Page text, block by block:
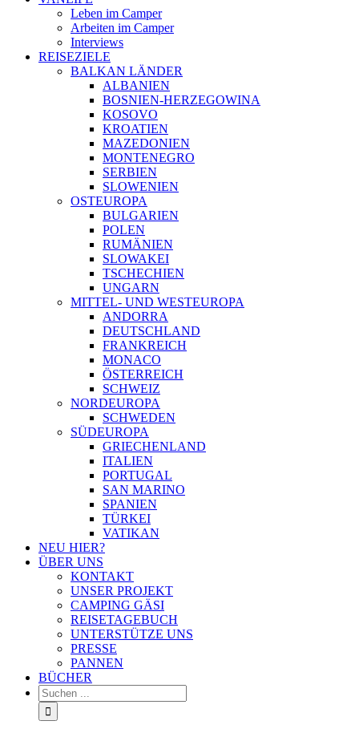
Leben im Camper
Arbeiten im Camper
Interviews
REISEZIELE
BALKAN LÄNDER
ALBANIEN
BOSNIEN-HERZEGOWINA
KOSOVO
KROATIEN
MAZEDONIEN
MONTENEGRO
SERBIEN
SLOWENIEN
OSTEUROPA
BULGARIEN
POLEN
RUMÄNIEN
SLOWAKEI
TSCHECHIEN
UNGARN
MITTEL- UND WESTEUROPA
ANDORRA
DEUTSCHLAND
FRANKREICH
MONACO
ÖSTERREICH
SCHWEIZ
NORDEUROPA
SCHWEDEN
SÜDEUROPA
GRIECHENLAND
ITALIEN
PORTUGAL
SAN MARINO
SPANIEN
TÜRKEI
VATIKAN
NEU HIER?
ÜBER UNS
KONTAKT
UNSER PROJEKT
CAMPING GÄSI
REISETAGEBUCH
UNTERSTÜTZE UNS
PRESSE
PANNEN
BÜCHER
Suche
nach: